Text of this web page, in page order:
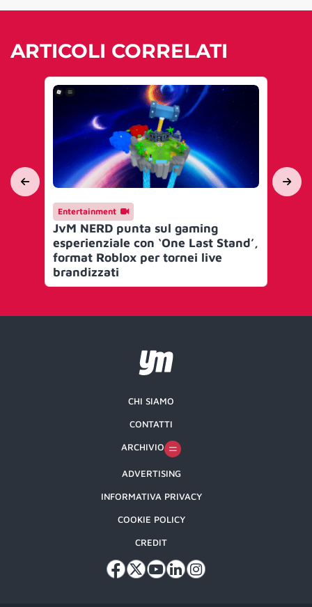
ARTICOLI CORRELATI
Entertainment
JvM NERD punta sul gaming
esperienziale con ‘One Last Stand’,
format Roblox per tornei live
brandizzati
CHI SIAMO
CONTATTI
ARCHIVIO
ADVERTISING
INFORMATIVA PRIVACY
COOKIE POLICY
CREDIT